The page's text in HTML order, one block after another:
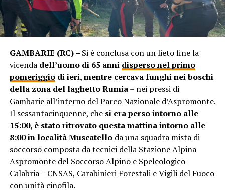
GAMBARIE (RC) – Si è conclusa con un lieto fine la
vicenda dell’uomo di 65 anni disperso nel primo
pomeriggiodi ieri, mentre cercava funghi nei boschi
della zona del laghetto Rumia– nei pressi di
Gambarie all’interno del Parco Nazionale d’Aspromonte.
Il sessantacinquenne, che si era perso intorno alle
15:00, è stato ritrovato questa mattina intorno alle
8:00 in località Muscatelloda una squadra mista di
soccorso composta da tecnici della Stazione Alpina
Aspromonte del Soccorso Alpino e Speleologico
Calabria – CNSAS, Carabinieri Forestali e Vigili del Fuoco
con unità cinofila.